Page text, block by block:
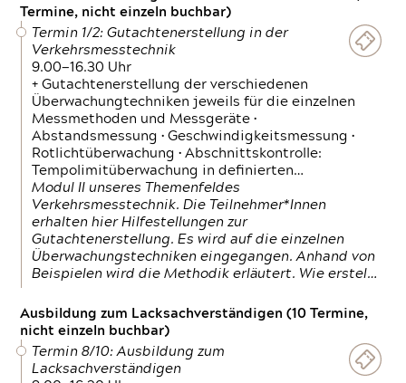
Termine, nicht einzeln buchbar)
Termin 1/2: Gutachtenerstellung in der
Verkehrsmesstechnik
9.00—16.30 Uhr
+ Gutachtenerstellung der verschiedenen
Überwachungtechniken jeweils für die einzelnen
Messmethoden und Messgeräte •
Abstandsmessung • Geschwindigkeitsmessung •
Rotlichtüberwachung • Abschnittskontrolle:
Tempolimitüberwachung in definierten…
Modul II unseres Themenfeldes
Verkehrsmesstechnik. Die Teilnehmer*Innen
erhalten hier Hilfestellungen zur
Gutachtenerstellung. Es wird auf die einzelnen
Überwachungstechniken eingegangen. Anhand von
Beispielen wird die Methodik erläutert. Wie erstel…
Ausbildung zum Lacksachverständigen (10 Termine,
nicht einzeln buchbar)
Termin 8/10: Ausbildung zum
Lacksachverständigen